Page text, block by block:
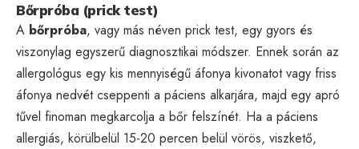
Bőrpróba (prick test)
A bőrpróba, vagy más néven prick test, egy gyors és
viszonylag egyszerű diagnosztikai módszer. Ennek során az
allergológus egy kis mennyiségű áfonya kivonatot vagy friss
áfonya nedvét cseppenti a páciens alkarjára, majd egy apró
tűvel finoman megkarcolja a bőr felszínét. Ha a páciens
allergiás, körülbelül 15-20 percen belül vörös, viszkető,